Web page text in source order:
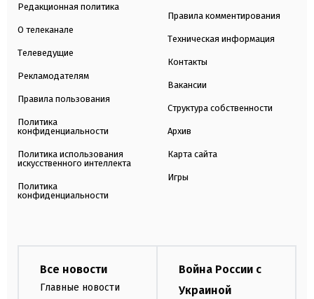
Редакционная политика
О телеканале
Телеведущие
Рекламодателям
Правила пользования
Политика
конфиденциальности
Политика использования
искусственного интеллекта
Политика
конфиденциальности
Правила комментирования
Техническая информация
Контакты
Вакансии
Структура собственности
Архив
Карта сайта
Игры
Все новости
Главные новости
Война России с
Украиной